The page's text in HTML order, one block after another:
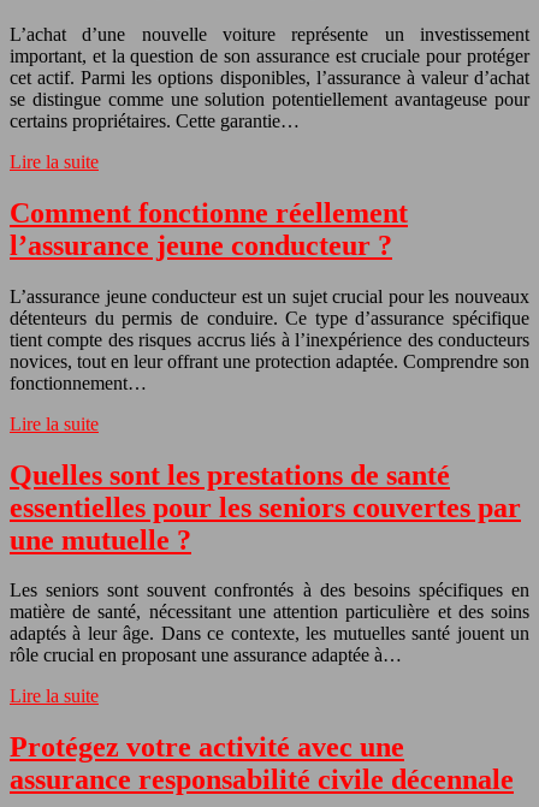
L’achat d’une nouvelle voiture représente un investissement
important, et la question de son assurance est cruciale pour protéger
cet actif. Parmi les options disponibles, l’assurance à valeur d’achat
se distingue comme une solution potentiellement avantageuse pour
certains propriétaires. Cette garantie…
Lire la suite
Comment fonctionne réellement
l’assurance jeune conducteur ?
L’assurance jeune conducteur est un sujet crucial pour les nouveaux
détenteurs du permis de conduire. Ce type d’assurance spécifique
tient compte des risques accrus liés à l’inexpérience des conducteurs
novices, tout en leur offrant une protection adaptée. Comprendre son
fonctionnement…
Lire la suite
Quelles sont les prestations de santé
essentielles pour les seniors couvertes par
une mutuelle ?
Les seniors sont souvent confrontés à des besoins spécifiques en
matière de santé, nécessitant une attention particulière et des soins
adaptés à leur âge. Dans ce contexte, les mutuelles santé jouent un
rôle crucial en proposant une assurance adaptée à…
Lire la suite
Protégez votre activité avec une
assurance responsabilité civile décennale